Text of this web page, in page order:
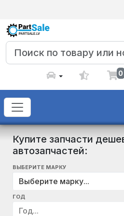
0
Купите запчасти
автозапчастей:
ВЫБЕРИТЕ МАРКУ
Выберите марку...
ГОД
Год...